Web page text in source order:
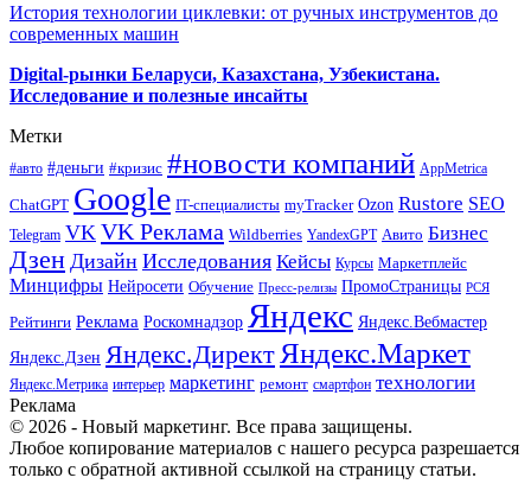
История технологии циклевки: от ручных инструментов до
современных машин
Digital-рынки Беларуси, Казахстана, Узбекистана.
Исследование и полезные инсайты
Метки
#авто #деньги #кризис #новости компаний AppMetrica
ChatGPT Google IT-специалисты myTracker Ozon Rustore SEO
Telegram VK VK Реклама Wildberries YandexGPT Авито Бизнес
Дзен Дизайн Исследования Кейсы Курсы Маркетплейс
Минцифры Нейросети Обучение Пресс-релизы ПромоСтраницы РСЯ
Рейтинги Реклама Роскомнадзор Яндекс Яндекс.Вебмастер
Яндекс.Дзен Яндекс.ДиректЯндекс.Маркет
Яндекс.Метрика интерьер маркетинг ремонт смартфон технологии
Реклама
© 2026 - Новый маркетинг. Все права защищены.
Любое копирование материалов с нашего ресурса разрешается
только с обратной активной ссылкой на страницу статьи.